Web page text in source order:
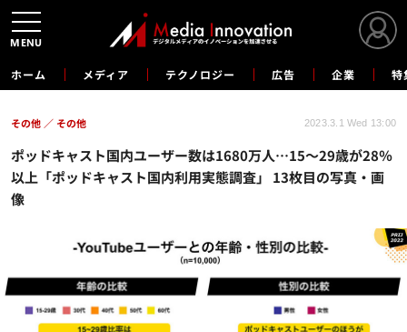
ホーム メディア テクノロジー 広告 企業 特
ポッドキャスト国内ユーザー数は1680万人…15～29歳が28％
以上「ポッドキャスト国内利用実態調査」 13枚目の写真・画
像
その他 その他 2023.3.1 Wed 13:00
MENU